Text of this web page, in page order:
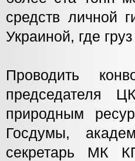
средств личной
Украиной, где
Проводить
председателя
природным
Госдумы,
секретарь МК